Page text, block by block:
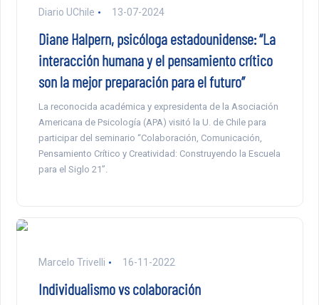
Diario UChile 13-07-2024
Diane Halpern, psicóloga estadounidense: “La
interacción humana y el pensamiento crítico
son la mejor preparación para el futuro”
La reconocida académica y expresidenta de la Asociación
Americana de Psicología (APA) visitó la U. de Chile para
participar del seminario “Colaboración, Comunicación,
Pensamiento Crítico y Creatividad: Construyendo la Escuela
para el Siglo 21”.
Marcelo Trivelli 16-11-2022
Individualismo vs colaboración